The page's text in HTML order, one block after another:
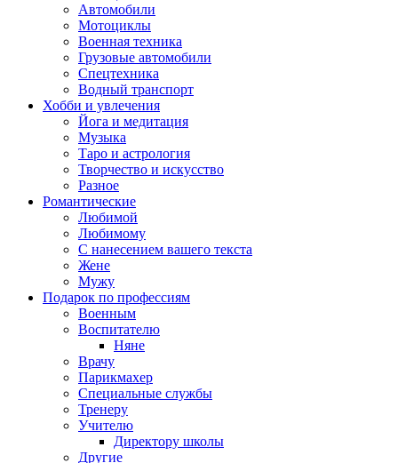
Автомобили
Мотоциклы
Военная техника
Грузовые автомобили
Спецтехника
Водный транспорт
Хобби и увлечения
Йога и медитация
Музыка
Таро и астрология
Творчество и искусство
Разное
Романтические
Любимой
Любимому
С нанесением вашего текста
Жене
Мужу
Подарок по профессиям
Военным
Воспитателю
Няне
Врачу
Парикмахер
Специальные службы
Тренеру
Учителю
Директору школы
Другие